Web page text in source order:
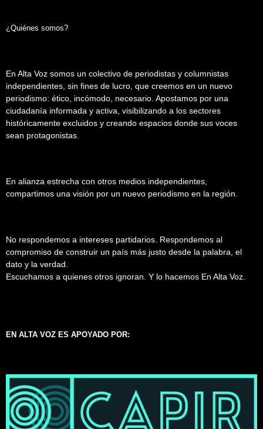
¿Quiénes somos?
En Alta Voz somos un colectivo de periodistas y columnistas
independientes, sin fines de lucro, que creemos en un nuevo
periodismo: ético, incómodo, necesario. Apostamos por una
ciudadanía informada y activa, visibilizando a los sectores
históricamente excluidos y creando espacios donde sus voces
sean protagonistas.
En alianza estrecha con otros medios independientes,
compartimos una visión por un nuevo periodismo en la región.
No respondemos a intereses partidarios. Respondemos al
compromiso de construir un país más justo desde la palabra, el
dato y la verdad.
Escuchamos a quienes otros ignoran. Y lo hacemos En Alta Voz.
EN ALTA VOZ ES APOYADO POR: